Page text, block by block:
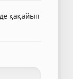
қақайып